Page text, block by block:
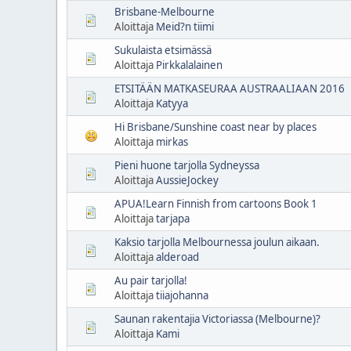
Brisbane-Melbourne
Aloittaja Meid?n tiimi
Sukulaista etsimässä
Aloittaja Pirkkalalainen
ETSITÄÄN MATKASEURAA AUSTRAALIAAN 2016
Aloittaja Katyya
Hi Brisbane/Sunshine coast near by places
Aloittaja mirkas
Pieni huone tarjolla Sydneyssa
AloittajaAussieJockey
APUA!Learn Finnish from cartoons Book 1
Aloittajatarjapa
Kaksio tarjolla Melbournessa joulun aikaan.
Aloittajaalderoad
Au pair tarjolla!
Aloittajatiiajohanna
Saunan rakentajia Victoriassa (Melbourne)?
Aloittaja Kami